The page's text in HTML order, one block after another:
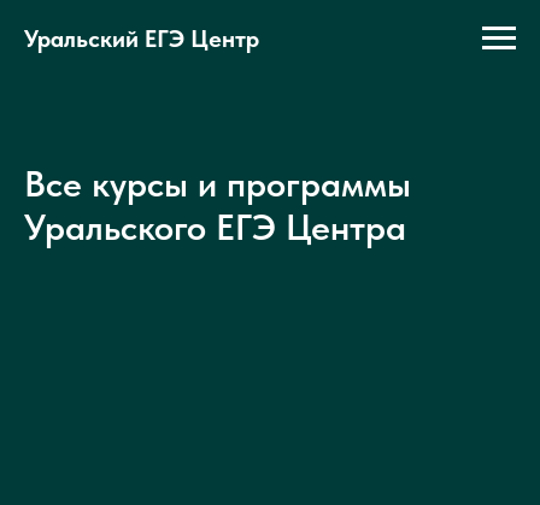
Уральский ЕГЭ Центр
Все курсы и программы
Уральского ЕГЭ Центра